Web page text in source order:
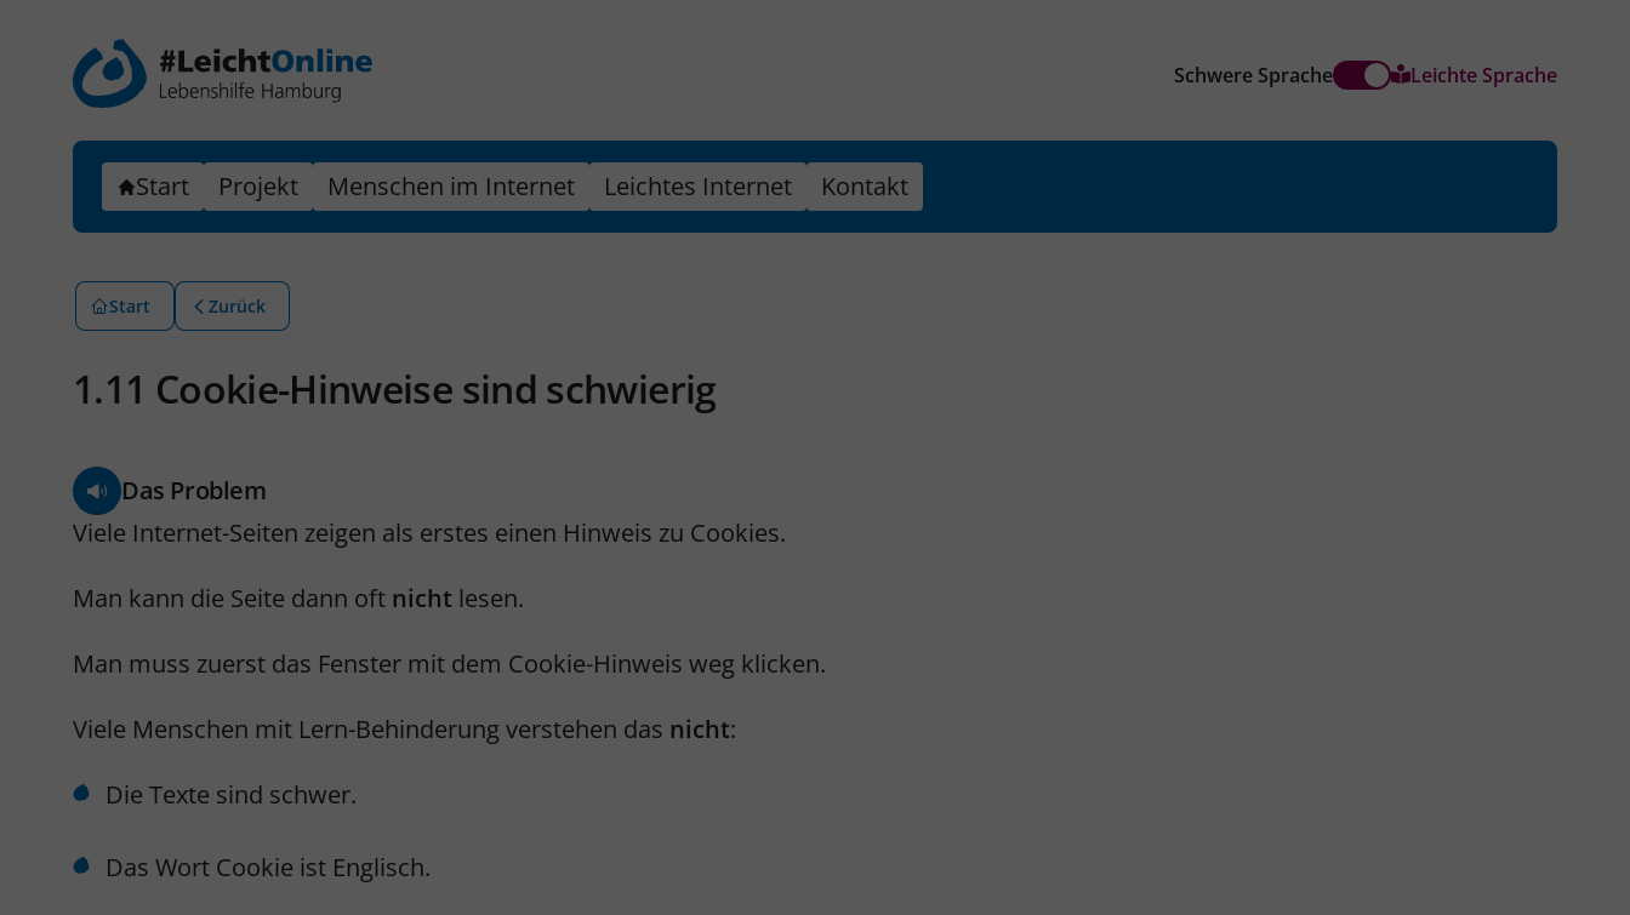
Schwere Sprache Leichte Sprache
Start Projekt Menschen im Internet Leichtes Internet Kontakt
Start Zurück
1.11 Cookie-Hinweise sind schwierig
Das Problem
Viele Internet-Seiten zeigen als erstes einen Hinweis zu Cookies.
Man kann die Seite dann oft nicht lesen.
Man muss zuerst das Fenster mit dem Cookie-Hinweis weg klicken.
Viele Menschen mit Lern-Behinderung verstehen das nicht:
Die Texte sind schwer.
Das Wort Cookie ist Englisch.